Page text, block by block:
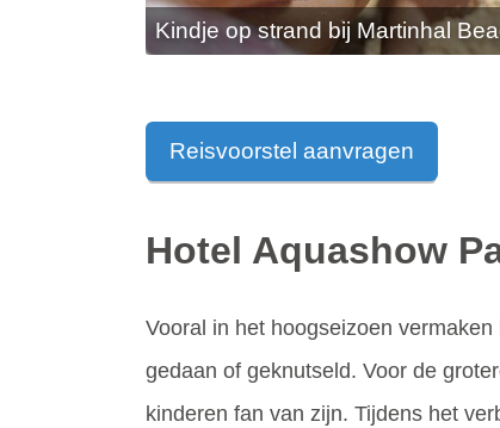
Kindje op strand bij Martinhal
Reisvoorstel aanvragen
Hotel Aquashow
Vooral in het hoogseizoen
gedaan of geknutseld. Voor de
kinderen fan van zijn. Tijdens het